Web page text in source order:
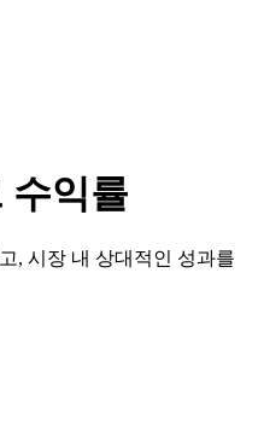
수익률
, 시장 내 상대적인 성과를